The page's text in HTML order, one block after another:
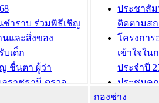
ชำราบ ร่วมพิธีเชิญ
และสิ่งของ
เด็ก
ชื่นตา ผู้ว่า
ราชธานี ตรวจ
ถานที่ในการเตรี
ประชาสัม
ติดตามส
โครงกา
เข้าใจใน
ประจำปี
ประชุมค
ความเสี่ย
กองช่าง